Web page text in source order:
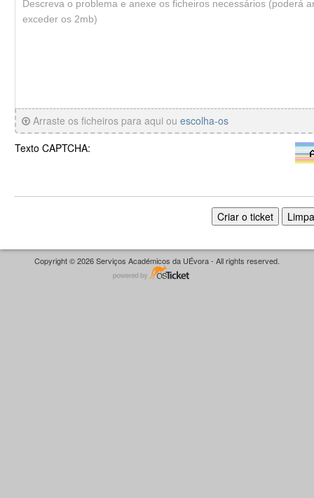
Arraste os ficheiros para aqui ou escolha-os
Texto CAPTCHA:
Copyright © 2026 Serviços Académicos da UÉvora - All rights reserved.